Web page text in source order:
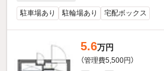
駐車場あり 駐輪場あり 宅配ボックス
5.6万円
（管理費5,500円）